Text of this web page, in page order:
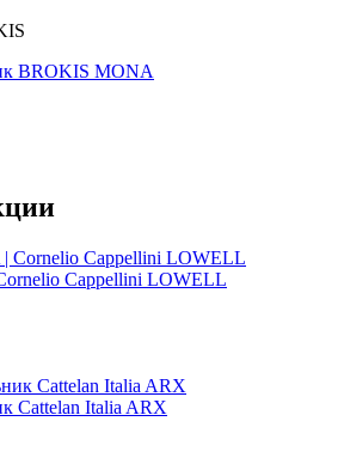
BROKIS MONA
Cappellini LOWELL
Cattelan Italia ARX